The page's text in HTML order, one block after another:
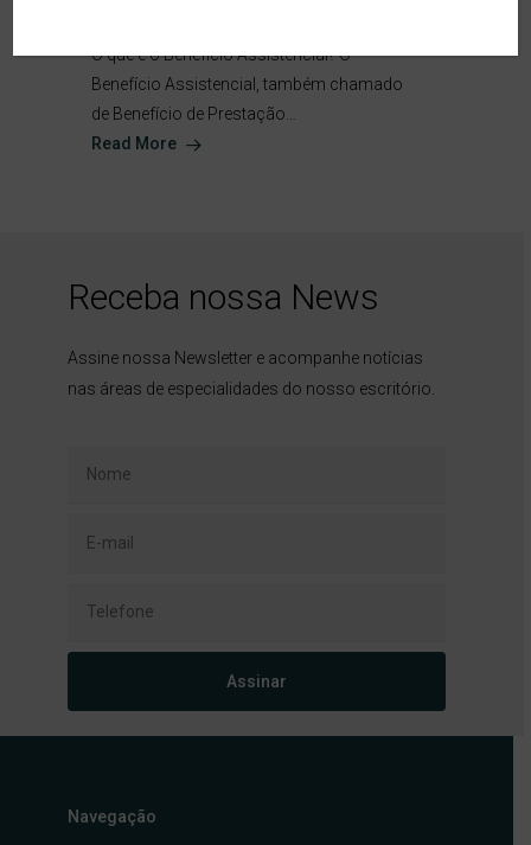
O que é o Benefício Assistencial? O
Benefício Assistencial, também chamado
de Benefício de Prestação…
Read More
Receba nossa News
Assine nossa Newsletter e acompanhe notícias
nas áreas de especialidades do nosso escritório.
Navegação